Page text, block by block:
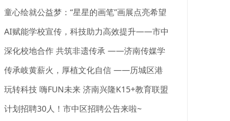
南市第一届运动会（青少年组）射击选拔赛圆
满落幕
举办
童心绘就公益梦：“星星的画笔”画展点亮希望
之光
AI赋能学校宣传，科技助力高效提升——市中
教育第三协作组AI赋能教育宣传分享会
深化校地合作 共筑非遗传承 ——济南传媒学
校携手南辛庄街道开启人才培养新篇章
传承岐黄薪火，厚植文化自信 ——历城区港
沟中学“中医药文化进校园”活动圆满举办
玩转科技 嗨FUN未来 济南兴隆K15+教育联盟
科技节盛大启幕
计划招聘30人！市中区招聘公告来啦~